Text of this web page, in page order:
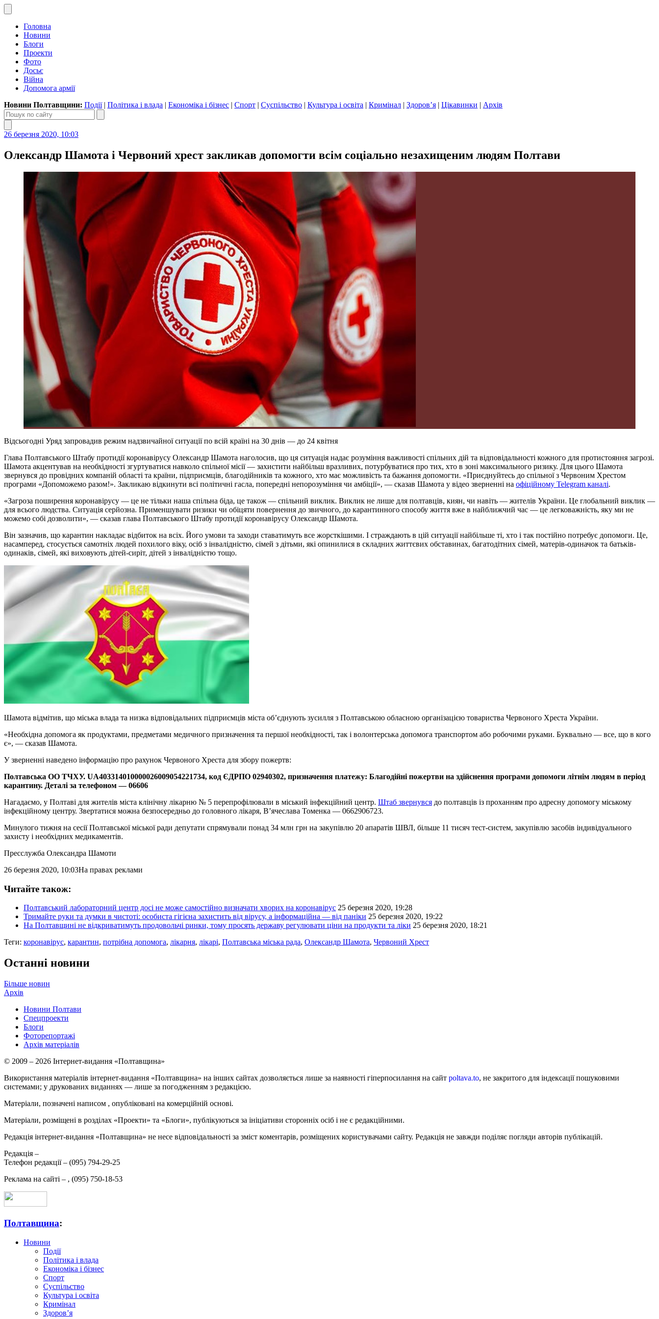
Головна
Новини
Блоги
Проекти
Фото
Досьє
Війна
Допомога армії
Новини Полтавщини: Події| Політика і влада | Економіка і бізнес | Спорт | Суспільство | Культура і освіта | Кримінал | Здоров’я | Цікавинки | Архів
26 березня 2020, 10:03
Олександр Шамота і Червоний хрест закликав допомогти всім соціально незахищеним людям Полтави
Відсьогодні Уряд запровадив режим надзвичайної ситуації по всій країні на 30 днів — до 24 квітня
Глава Полтавського Штабу протидії коронавірусу Олександр Шамота наголосив, що ця ситуація надає розуміння важливості спільних дій та відповідальності кожного для протистояння загрозі.
Шамота акцентував на необхідності згуртуватися навколо спільної місії — захистити найбільш вразливих, потурбуватися про тих, хто в зоні максимального ризику. Для цього Шамота
звернувся до провідних компаній області та країни, підприємців, благодійників та кожного, хто має можливість та бажання допомогти. «Приєднуйтесь до спільної з Червоним Хрестом
програми «Допоможемо разом!». Закликаю відкинути всі політичні гасла, попередні непорозуміння чи амбіції», — сказав Шамота у відео зверненні на офіційному Telegram каналі.
«Загроза поширення коронавірусу — це не тільки наша спільна біда, це також — спільний виклик. Виклик не лише для полтавців, киян, чи навіть — жителів України. Це глобальний виклик —
для всього людства. Ситуація серйозна. Применшувати ризики чи обіцяти повернення до звичного, до карантинного способу життя вже в найближчий час — це легковажність, яку ми не
можемо собі дозволити», — сказав глава Полтавського Штабу протидії коронавірусу Олександр Шамота.
Він зазначив, що карантин накладає відбиток на всіх. Його умови та заходи ставатимуть все жорсткішими. І страждають в цій ситуації найбільше ті, хто і так постійно потребує допомоги. Це,
насамперед, стосується самотніх людей похилого віку, осіб з інвалідністю, сімей з дітьми, які опинилися в складних життєвих обставинах, багатодітних сімей, матерів-одиначок та батьків-
одинаків, сімей, які виховують дітей-сиріт, дітей з інвалідністю тощо.
Шамота відмітив, що міська влада та низка відповідальних підприємців міста об’єднують зусилля з Полтавською обласною організацією товариства Червоного Хреста України.
«Необхідна допомога як продуктами, предметами медичного призначення та першої необхідності, так і волонтерська допомога транспортом або робочими руками. Буквально — все, що в кого
є», — сказав Шамота.
У зверненні наведено інформацію про рахунок Червоного Хреста для збору пожертв:
Полтавська ОО ТЧХУ. UA403314010000026009054221734, код ЄДРПО 02940302, призначення платежу: Благодійні пожертви на здійснення програми допомоги літнім людям в період
карантину. Деталі за телефоном — 06606
Нагадаємо, у Полтаві для жителів міста клінічну лікарню № 5 перепрофілювали в міський інфекційний центр. Штаб звернувся до полтавців із проханням про адресну допомогу міському
інфекційному центру. Звертатися можна безпосередньо до головного лікаря, В’ячеслава Томенка — 0662906723.
Минулого тижня на сесії Полтавської міської ради депутати спрямували понад 34 млн грн на закупівлю 20 апаратів ШВЛ, більше 11 тисяч тест-систем, закупівлю засобів індивідуального
захисту і необхідних медикаментів.
Пресслужба Олександра Шамоти
26 березня 2020, 10:03На правах реклами
Читайте також:
Полтавський лабораторний центр досі не може самостійно визначати хворих на коронавірус 25 березня 2020, 19:28
Тримайте руки та думки в чистоті: особиста гігієна захистить від вірусу, а інформаційна — від паніки 25 березня 2020, 19:22
На Полтавщині не відкриватимуть продовольчі ринки, тому просять державу регулювати ціни на продукти та ліки 25 березня 2020, 18:21
Теги: коронавірус, карантин, потрібна допомога, лікарня, лікарі, Полтавська міська рада, Олександр Шамота, Червоний Хрест
Останні новини
Більше новин
Архів
Новини Полтави
Спецпроекти
Блоги
Фоторепортажі
Архів матеріалів
© 2009 – 2026 Інтернет-видання «Полтавщина»
Використання матеріалів інтернет-видання «Полтавщина» на інших сайтах дозволяється лише за наявності гіперпосилання на сайт poltava.to, не закритого для індексації пошуковими
системами; у друкованих виданнях — лише за погодженням з редакцією.
Матеріали, позначені написом , опубліковані на комерційній основі.
Матеріали, розміщені в розділах «Проекти» та «Блоги», публікуються за ініціативи сторонніх осіб і не є редакційними.
Редакція інтернет-видання «Полтавщина» не несе відповідальності за зміст коментарів, розміщених користувачами сайту. Редакція не завжди поділяє погляди авторів публікацій.
Редакція –
Телефон редакції – (095) 794-29-25
Реклама на сайті – , (095) 750-18-53
Полтавщина:
Новини
Події
Політика і влада
Економіка і бізнес
Спорт
Суспільство
Культура і освіта
Кримінал
Здоров’я